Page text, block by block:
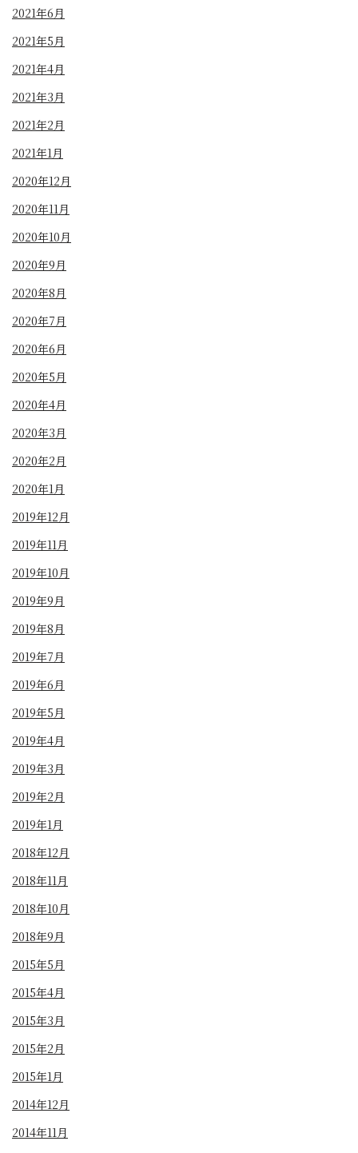
2021年6月
2021年5月
2021年4月
2021年3月
2021年2月
2021年1月
2020年12月
2020年11月
2020年10月
2020年9月
2020年8月
2020年7月
2020年6月
2020年5月
2020年4月
2020年3月
2020年2月
2020年1月
2019年12月
2019年11月
2019年10月
2019年9月
2019年8月
2019年7月
2019年6月
2019年5月
2019年4月
2019年3月
2019年2月
2019年1月
2018年12月
2018年11月
2018年10月
2018年9月
2015年5月
2015年4月
2015年3月
2015年2月
2015年1月
2014年12月
2014年11月